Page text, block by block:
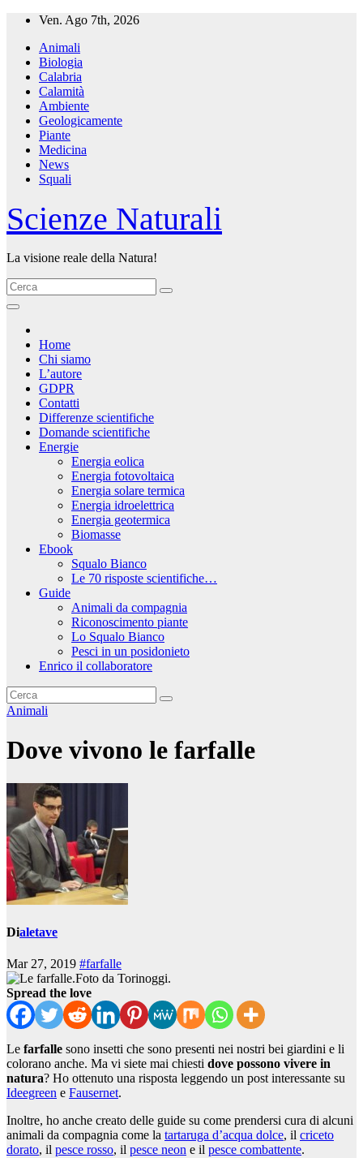
Salta
contenuto
Ven. Ago 7th, 2026
Animali
Biologia
Calabria
Calamità
Ambiente
Geologicamente
Piante
Medicina
News
Squali
Scienze Naturali
La visione reale della Natura!
Home
Chi siamo
L’autore
GDPR
Contatti
Differenze scientifiche
Domande scientifiche
Energie
Energia eolica
Energia fotovoltaica
Energia solare termica
Energia idroelettrica
Energia geotermica
Biomasse
Ebook
Squalo Bianco
Le 70 risposte scientifiche…
Guide
Animali da compagnia
Riconoscimento piante
Lo Squalo Bianco
Pesci in un posidonieto
Enrico il collaboratore
Animali
Dove vivono le farfalle
Dialetave
Mar 27, 2019 #farfalle
Foto da Torinoggi.
Spread the love
Le farfalle sono insetti che sono presenti nei nostri bei giardini e li
colorano anche. Ma vi siete mai chiesti dove possono vivere in
natura? Ho ottenuto una risposta leggendo un post interessante su
Ideegreen e Fausernet.
Inoltre, ho anche creato delle guide su come prendersi cura di alcuni
animali da compagnia come la tartaruga d’acqua dolce, il criceto
dorato, il pesce rosso, il pesce neon e il pesce combattente.